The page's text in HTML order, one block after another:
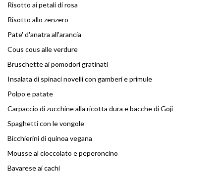
Risotto ai petali di rosa
Risotto allo zenzero
Pate' d'anatra all'arancia
Cous cous alle verdure
Bruschette ai pomodori gratinati
Insalata di spinaci novelli con gamberi e primule
Polpo e patate
Carpaccio di zucchine alla ricotta dura e bacche di Goji
Spaghetti con le vongole
Bicchierini di quinoa vegana
Mousse al cioccolato e peperoncino
Bavarese ai cachi